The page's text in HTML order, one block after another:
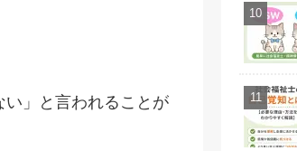
」と言われることが